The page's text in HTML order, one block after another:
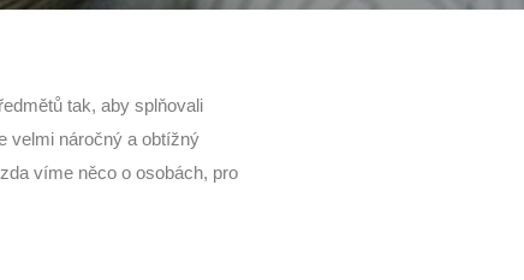
tak, aby splňovali
velmi náročný a obtížný
víme něco o osobách, pro